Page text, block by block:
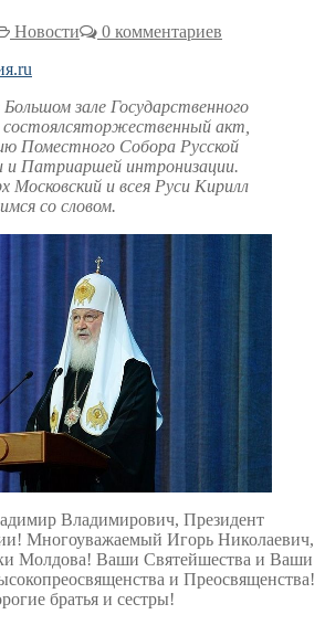
Новости
0 комментариев
Большом зале Государственного
состоялсяторжественный акт,
Поместного Собора Русской
и Патриаршей интронизации.
и всея Руси Кирилл
со словом.
Владимирович, Президент
Многоуважаемый Игорь Николаевич,
Молдова! Ваши Святейшества и Ваши
и Преосвященства!
братья и сестры!